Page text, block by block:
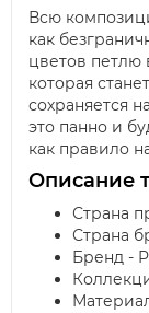
Всю
как
цветов петлю
которая
сохраняется
это панно и
как правило
Описание
Страна
Страна
Бренд -